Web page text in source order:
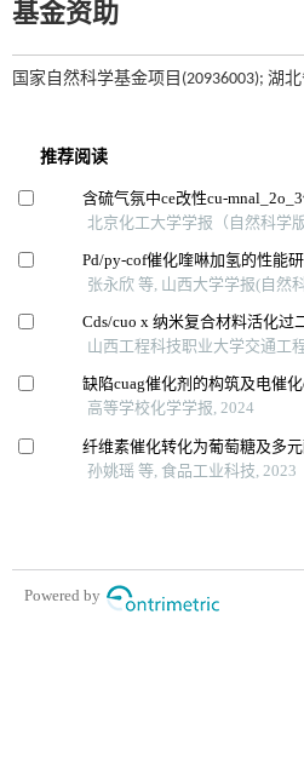
基金资助
国家自然科学基金项目(20936003); 湖